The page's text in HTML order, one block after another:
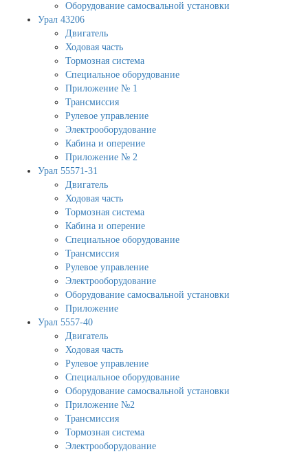
Оборудование самосвальной установки
Урал 43206
Двигатель
Ходовая часть
Тормозная система
Специальное оборудование
Приложение № 1
Трансмиссия
Рулевое управление
Электрооборудование
Кабина и оперение
Приложение № 2
Урал 55571-31
Двигатель
Ходовая часть
Тормозная система
Кабина и оперение
Специальное оборудование
Трансмиссия
Рулевое управление
Электрооборудование
Оборудование самосвальной установки
Приложение
Урал 5557-40
Двигатель
Ходовая часть
Рулевое управление
Специальное оборудование
Оборудование самосвальной установки
Приложение №2
Трансмиссия
Тормозная система
Электрооборудование